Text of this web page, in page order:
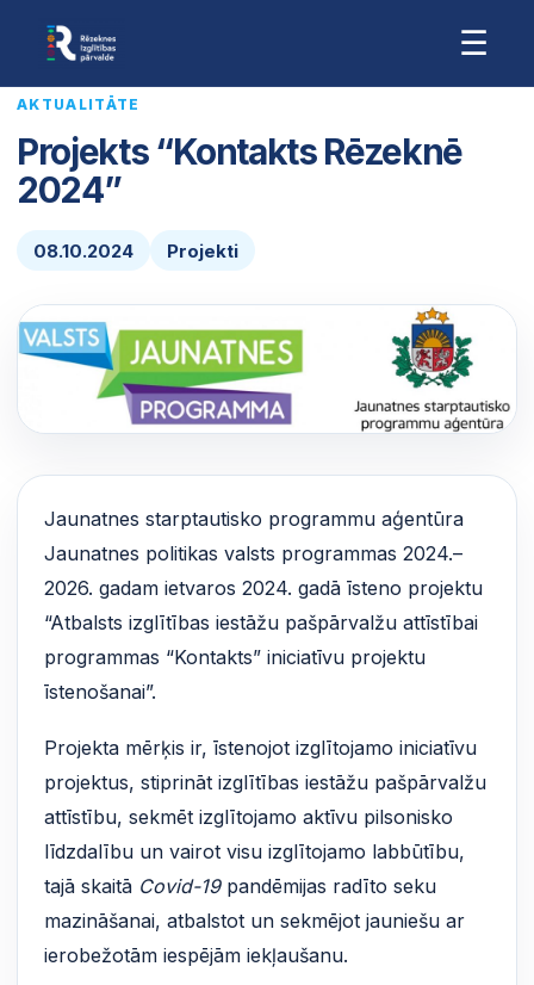
☰
AKTUALITĀTE
Projekts “Kontakts Rēzeknē
2024”
08.10.2024 Projekti
Jaunatnes starptautisko programmu aģentūra
Jaunatnes politikas valsts programmas 2024.–
2026. gadam ietvaros 2024. gadā īsteno projektu
“Atbalsts izglītības iestāžu pašpārvalžu attīstībai
programmas “Kontakts” iniciatīvu projektu
īstenošanai”.
Projekta mērķis ir, īstenojot izglītojamo iniciatīvu
projektus, stiprināt izglītības iestāžu pašpārvalžu
attīstību, sekmēt izglītojamo aktīvu pilsonisko
līdzdalību un vairot visu izglītojamo labbūtību,
tajā skaitā Covid-19pandēmijas radīto seku
mazināšanai, atbalstot un sekmējot jauniešu ar
ierobežotām iespējām iekļaušanu.